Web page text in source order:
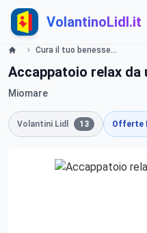
VolantinoLidl.it
Cura il tuo benessere Offerte valide da lunedì 17 giugno 2019 Lidl
Accappatoio relax da
Miomare
Volantini Lidl 13 Offerte